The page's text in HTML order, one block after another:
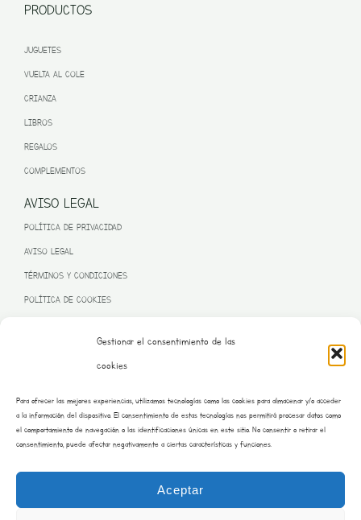
Gestionar el consentimiento de las
cookies
Para ofrecer las mejores experiencias, utilizamos tecnologías como las cookies para almacenar y/o acceder
a la información del dispositivo. El consentimiento de estas tecnologías nos permitirá procesar datos como
el comportamiento de navegación o las identificaciones únicas en este sitio. No consentir o retirar el
consentimiento, puede afectar negativamente a ciertas características y funciones.
Aceptar
PRODUCTOS
JUGUETES
VUELTA AL COLE
CRIANZA
LIBROS
REGALOS
COMPLEMENTOS
AVISO LEGAL
POLÍTICA DE PRIVACIDAD
AVISO LEGAL
TÉRMINOS Y CONDICIONES
POLÍTICA DE COOKIES
– NEXT GENERATION EU